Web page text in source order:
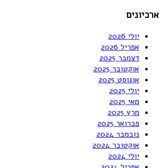
ארכיונים
יולי 2026
אפריל 2026
דצמבר 2025
אוקטובר 2025
אוגוסט 2025
יולי 2025
מאי 2025
מרץ 2025
פברואר 2025
נובמבר 2024
אוקטובר 2024
יולי 2024